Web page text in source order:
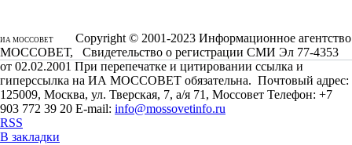
ИА МОССОВЕТ
Copyright © 2001-2023 Информационное агентство
МОССОВЕТ, Свидетельство о регистрации СМИ Эл 77-4353
от 02.02.2001 При перепечатке и цитировании ссылка и
гиперссылка на ИА МОССОВЕТ обязательна. Почтовый адрес:
125009, Москва, ул. Тверская, 7, а/я 71, Моссовет Телефон: +7
903 772 39 20 E-mail: info@mossovetinfo.ru
RSS
В закладки